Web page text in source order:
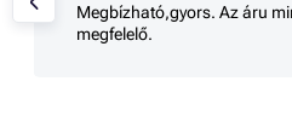
Megbízható,gyors. Az áru
megfelelő.